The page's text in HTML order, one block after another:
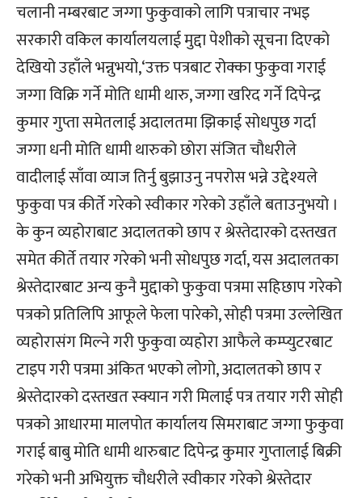
चलानी नम्बरबाट जग्गा फुकुवाको लागि पत्राचार नभइ
सरकारी वकिल कार्यालयलाई मुद्दा पेशीको सूचना दिएको
देखियो उहाँले भन्नुभयो,‘उक्त पत्रबाट रोक्का फुकुवा गराई
जग्गा विक्रि गर्ने मोति धामी थारु, जग्गा खरिद गर्ने दिपेन्द्र
कुमार गुप्ता समेतलाई अदालतमा झिकाई सोधपुछ गर्दा
जग्गा धनी मोति धामी थारुको छोरा संजित चौधरीले
वादीलाई साँवा व्याज तिर्नु बुझाउनु नपरोस भन्ने उद्देश्यले
फुकुवा पत्र कीर्ते गरेको स्वीकार गरेको उहाँले बताउनुभयो ।
के कुन व्यहोराबाट अदालतको छाप र श्रेस्तेदारको दस्तखत
समेत कीर्ते तयार गरेको भनी सोधपुछ गर्दा, यस अदालतका
श्रेस्तेदारबाट अन्य कुनै मुद्दाको फुकुवा पत्रमा सहिछाप गरेको
पत्रको प्रतिलिपि आफूले फेला पारेको, सोही पत्रमा उल्लेखित
व्यहोरासंग मिल्ने गरी फुकुवा व्यहोरा आफैले कम्प्युटरबाट
टाइप गरी पत्रमा अंकित भएको लोगो, अदालतको छाप र
श्रेस्तेदारको दस्तखत स्क्यान गरी मिलाई पत्र तयार गरी सोही
पत्रको आधारमा मालपोत कार्यालय सिमराबाट जग्गा फुकुवा
गराई बाबु मोति धामी थारुबाट दिपेन्द्र कुमार गुप्तालाई बिक्री
गरेको भनी अभियुक्त चौधरीले स्वीकार गरेको श्रेस्तेदार